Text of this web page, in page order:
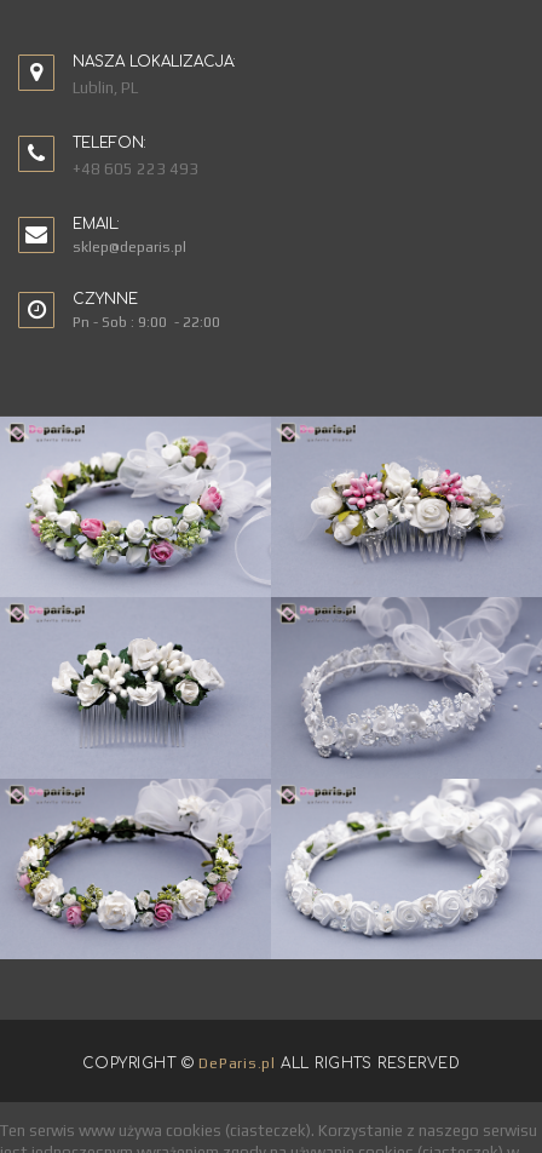
NASZA LOKALIZACJA:
Lublin, PL
TELEFON:
+48 605 223 493
EMAIL:
sklep@deparis.pl
CZYNNE
Pn - Sob : 9:00 - 22:00
COPYRIGHT © DeParis.pl ALL RIGHTS RESERVED
Ten serwis www używa cookies (ciasteczek). Korzystanie z naszego serwisu